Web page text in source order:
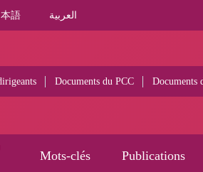
本語 العربية
Documents du PCC Documents
Mots-clés Publications